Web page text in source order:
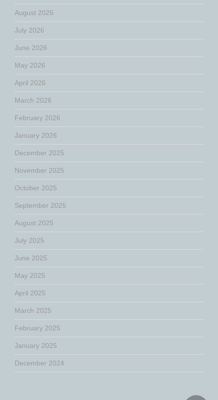
August 2026
July 2026
June 2026
May 2026
April 2026
March 2026
February 2026
January 2026
December 2025
November 2025
October 2025
September 2025
August 2025
July 2025
June 2025
May 2025
April 2025
March 2025
February 2025
January 2025
December 2024